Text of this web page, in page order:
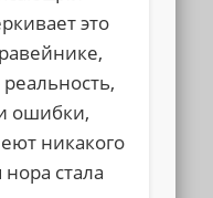
это
ошибки,
никакого
стала